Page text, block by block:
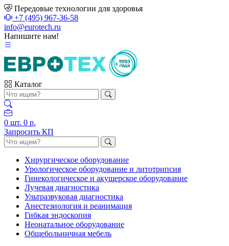
Передовые технологии для здоровья
+7 (495) 967-36-58
info@eurotech.ru
Напишите нам!
Каталог
0 шт. 0 р.
Запросить КП
Хирургическое оборудование
Урологическое оборудование и литотрипсия
Гинекологическое и акушерское оборудование
Лучевая диагностика
Ультразвуковая диагностика
Анестезиология и реанимация
Гибкая эндоскопия
Неонатальное оборудование
Общебольничная мебель